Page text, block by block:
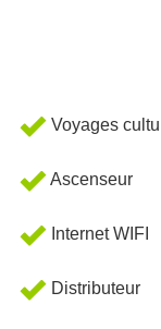
Voyages
Ascenseur
Internet WIFI
Distributeur